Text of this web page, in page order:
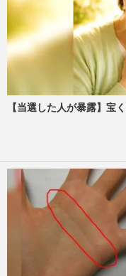
大谷
ドジ
イカ
週刊女
大谷
【当選した人が暴露】宝